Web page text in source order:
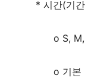
* 시간(기간
o S, M, H,
o 기본 :